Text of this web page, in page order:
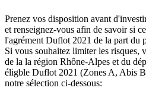
Prenez vos disposition avant
et renseignez-vous afin de savoir si
l'agrément Duflot 2021 de la part du
Si vous souhaitez limiter les risques,
de la la région Rhône-Alpes et du
éligble Duflot 2021 (Zones A, Abis
notre sélection ci-dessous: